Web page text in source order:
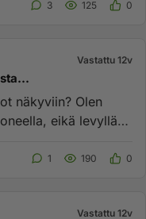
3 125 0
Vastattu 12v
näkyviin? Olen
eikä levyllä
1 190 0
Vastattu 12v